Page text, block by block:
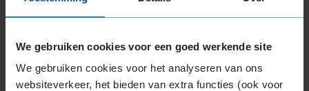
We gebruiken cookies voor een goed werkende site
We gebruiken cookies voor het analyseren van ons
websiteverkeer, het bieden van extra functies (ook voor
Montage Veilig & Zeker
Per band € 40,-
Montage